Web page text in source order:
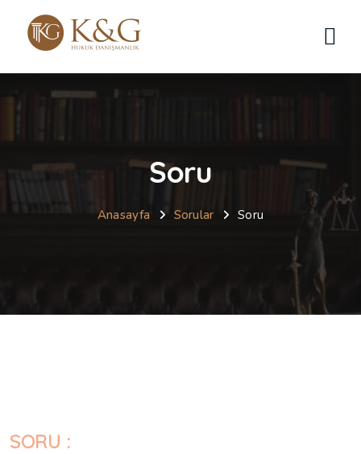
Soru
Anasayfa Sorular Soru
SORU :